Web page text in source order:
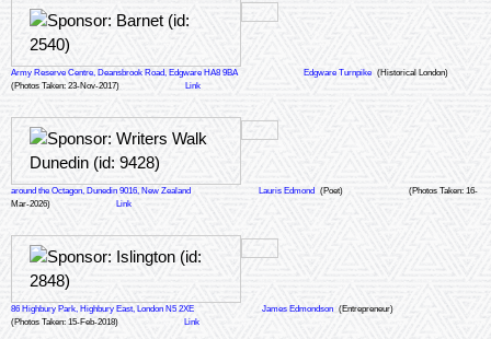
Army Reserve Centre, Deansbrook Road, Edgware HA8 9BA Edgware Turnpike (Historical London)
(Photos Taken: 23-Nov-2017)
Link
around the Octagon, Dunedin 9016, New Zealand Lauris Edmond (Poet)
(Photos Taken: 16-
Mar-2026)
Link
86 Highbury Park, Highbury East, London N5 2XE James Edmondson (Entrepreneur)
(Photos Taken: 15-Feb-2018)
Link